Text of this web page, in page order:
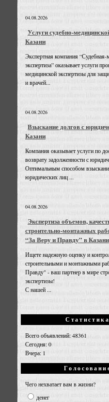
04.08.2026
Услуги судебно-
Казани
Экспертная компания “Судебная-
экспертиза” оказывает услуги
медицинской экспертизы для
и врачей...
04.08.2026
Взыскание долгов с
Казани
Компания оказывает услуги по
возврату задолженности с
Оптимальным способом
юридических лиц ...
04.08.2026
Экспертиза объемов,
строительно-монтажных
“За Веру и Правду” в Казани
Ищете надежную оценку и
строительными и монтажными
Правду" - ваш партнер в мире
экспертизы!
С нашей ...
Статистика
Всего объявлений: 48361
Сегодня: 0
Вчера: 1
Чего нехватает вам в жизни?
денег